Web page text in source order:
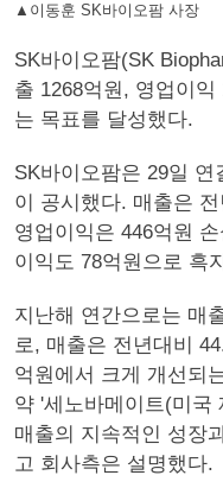
▲이동훈 SK바이오팜 사장
SK바이오팜(SK
출 1268억원, 영업이
는 목표를 달성했다.
SK바이오팜은 29일
이 공시했다. 매출은
영업이익은 446억원
이익도 78억원으로 흑
지난해 연간으로는 매
로, 매출은 전년대비
억원에서 크게 개선되
약 '세노바메이트(미
매출의 지속적인 성장
고 회사측은 설명했다.